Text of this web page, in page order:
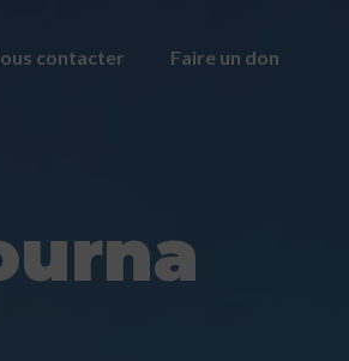
contacter Faire un don